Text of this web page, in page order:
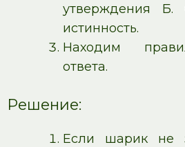
утверждения Б.
истинность.
Находим
ответа.
Решение:
Если шарик не